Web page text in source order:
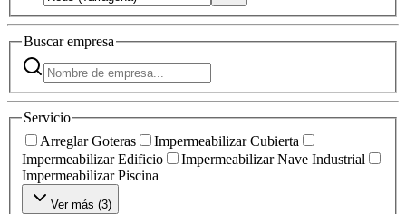
Buscarempresa
Servicio
Arreglar Goteras
Impermeabilizar Cubierta
Impermeabilizar Edificio
Impermeabilizar Nave Industrial
Impermeabilizar Piscina
Ver más (3)